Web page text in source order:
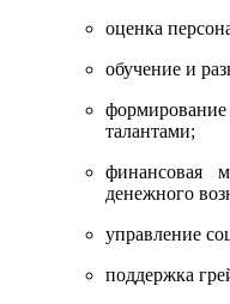
оценка
обучение и
талантами;
финансовая
денежного
управление
поддержка